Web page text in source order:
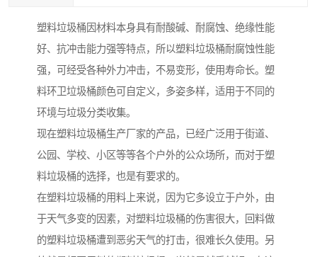
塑料垃圾桶因材料本身具有耐酸碱、耐腐蚀、绝缘性能
好、抗冲击能力强等特点，所以塑料垃圾桶耐腐蚀性能
强，可经受各种外力冲击，不易变形，使用寿命长。塑
料环卫垃圾桶颜色可自定义，多姿多样，适用于不同的
环境与垃圾分类收集。
现在塑料垃圾桶生产厂家的产品，已经广泛用于街道、
公园、学校、小区等等各个户外的公众场所，而对于塑
料垃圾桶的选择，也是有要求的。
在塑料垃圾桶的用料上来说，因为它多设立于户外，由
于天气多变的因素，对塑料垃圾桶的伤害很大，回料做
的塑料垃圾桶遭到恶劣天气的打击，很难长久使用。另